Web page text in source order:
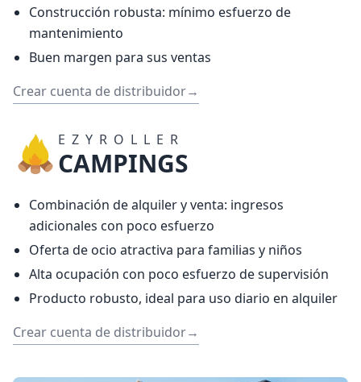
Construcción robusta: mínimo esfuerzo de
mantenimiento
Buen margen para sus ventas
Crear cuenta de distribuidor→
EZYROLLER
CAMPINGS
Combinación de alquiler y venta: ingresos
adicionales con poco esfuerzo
Oferta de ocio atractiva para familias y niños
Alta ocupación con poco esfuerzo de supervisión
Producto robusto, ideal para uso diario en alquiler
Crear cuenta de distribuidor→